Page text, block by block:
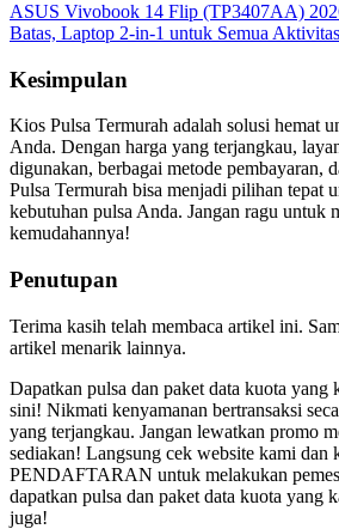
ASUS Vivobook 14 Flip (TP3407AA)
Batas, Laptop 2-in-1 untuk Semua
Kesimpulan
Kios Pulsa Termurah adalah solusi hemat
Anda. Dengan harga yang terjangkau,
digunakan, berbagai metode pembayaran,
Pulsa Termurah bisa menjadi pilihan tepat
kebutuhan pulsa Anda. Jangan ragu untuk
kemudahannya!
Penutupan
Terima kasih telah membaca artikel ini.
artikel menarik lainnya.
Dapatkan pulsa dan paket data kuota yang
sini! Nikmati kenyamanan bertransaksi
yang terjangkau. Jangan lewatkan promo
sediakan! Langsung cek website kami dan
PENDAFTARAN untuk melakukan
dapatkan pulsa dan paket data kuota yang
juga!